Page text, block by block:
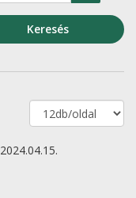
Keresés
2024.04.15.